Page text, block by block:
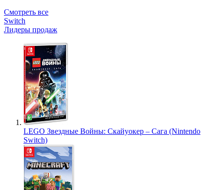
Смотреть все
Switch
Лидеры продаж
LEGO Звездные Войны: Скайуокер – Сага (Nintendo
Switch)